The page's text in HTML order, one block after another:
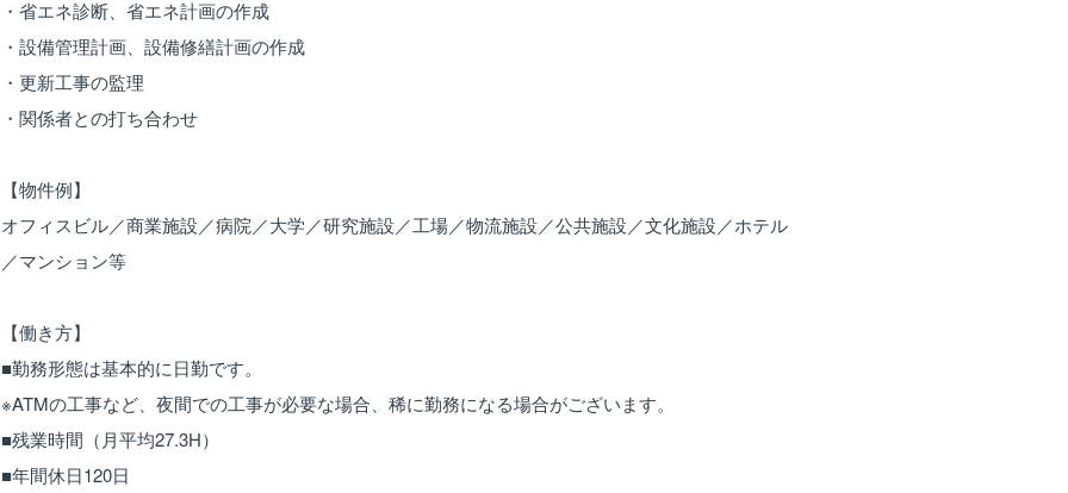
・省エネ診断、省エネ計画の作成
・設備管理計画、設備修繕計画の作成
・更新工事の監理
・関係者との打ち合わせ
【物件例】
オフィスビル／商業施設／病院／大学／研究施設／工場／物流施設／公共施設／文化施設／ホテル
／マンション等
【働き方】
■勤務形態は基本的に日勤です。
※ATMの工事など、夜間での工事が必要な場合、稀に勤務になる場合がございます。
■残業時間（月平均27.3H）
■年間休日120日